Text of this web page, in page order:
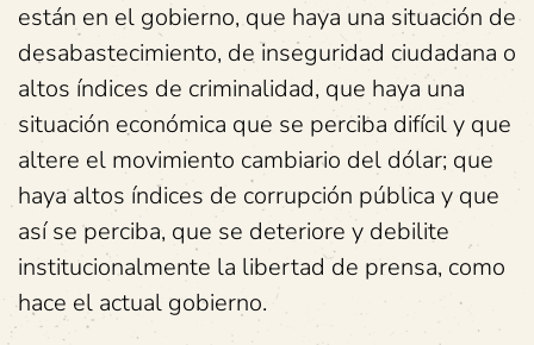
están en el gobierno, que haya una situación de
desabastecimiento, de inseguridad ciudadana o
altos índices de criminalidad, que haya una
situación económica que se perciba difícil y que
altere el movimiento cambiario del dólar; que
haya altos índices de corrupción pública y que
así se perciba, que se deteriore y debilite
institucionalmente la libertad de prensa, como
hace el actual gobierno.